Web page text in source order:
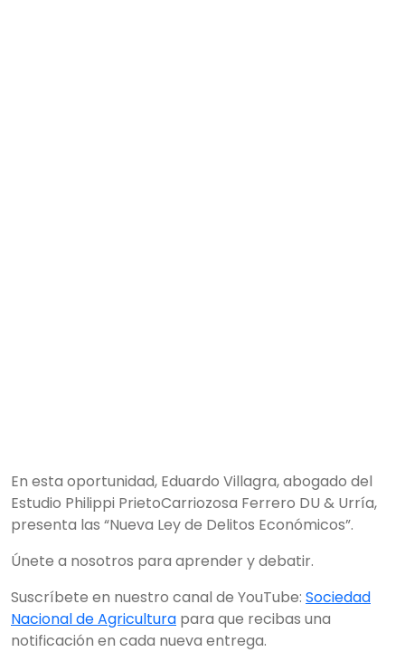
En esta oportunidad, Eduardo Villagra, abogado del
Estudio Philippi PrietoCarriozosa Ferrero DU & Urría,
presenta las “Nueva Ley de Delitos Económicos”.
Únete a nosotros para aprender y debatir.
Suscríbete en nuestro canal de YouTube: Sociedad
Nacional de Agricultura para que recibas una
notificación en cada nueva entrega.